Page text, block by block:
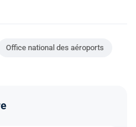
Office national des aéroports